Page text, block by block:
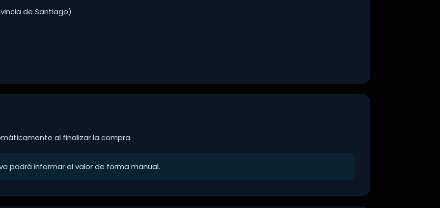
de Santiago)
al finalizar la compra.
podrá informar el valor de forma manual.